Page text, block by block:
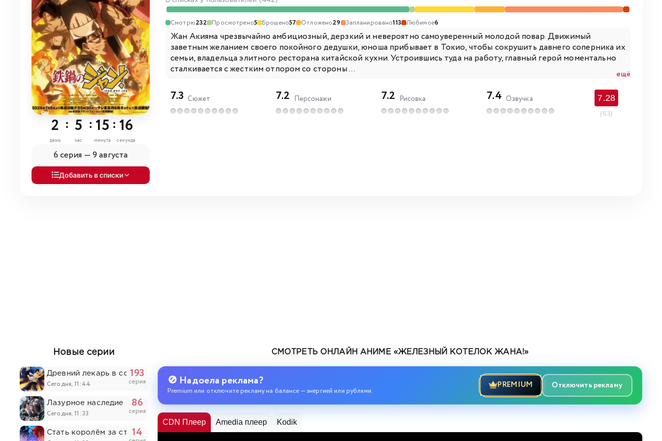
2
день
: 5
час
: 15
минута
: 15
секунда
6 серия —9 августа
Добавить в списки
Смотрю232 Просмотрено5 Брошено57 Отложено29 Запланировано113 Любимое6
Жан Акияма чрезвычайно амбициозный, дерзкий и невероятно самоуверенный молодой повар. Движимый
заветным желанием своего покойного дедушки, юноша прибывает в Токио, чтобы сокрушить давнего соперника их
семьи, владельца элитного ресторана китайской кухни. Устроившись туда на работу, главный герой моментально
сталкивается с жестким отпором со стороны ...
ещё
7.3 Сюжет 7.2 Персонажи 7.2 Рисовка 7.4 Озвучка 7.28
(63)
СМОТРЕТЬ ОНЛАЙН АНИМЕ «ЖЕЛЕЗНЫЙ КОТЕЛОК ЖАНА!»
🚫 Надоела реклама?
Premium или отключите рекламу на балансе — энергией или рублями.
PREMIUM Отключить рекламу
CDN Плеер Amedia плеер Kodik
Новые серии
Древний лекарь в современном городе
Сегодня, 11:44
193
серия
Лазурное наследие
Сегодня, 11:33
86
серия
Стать королём за сто дней
14